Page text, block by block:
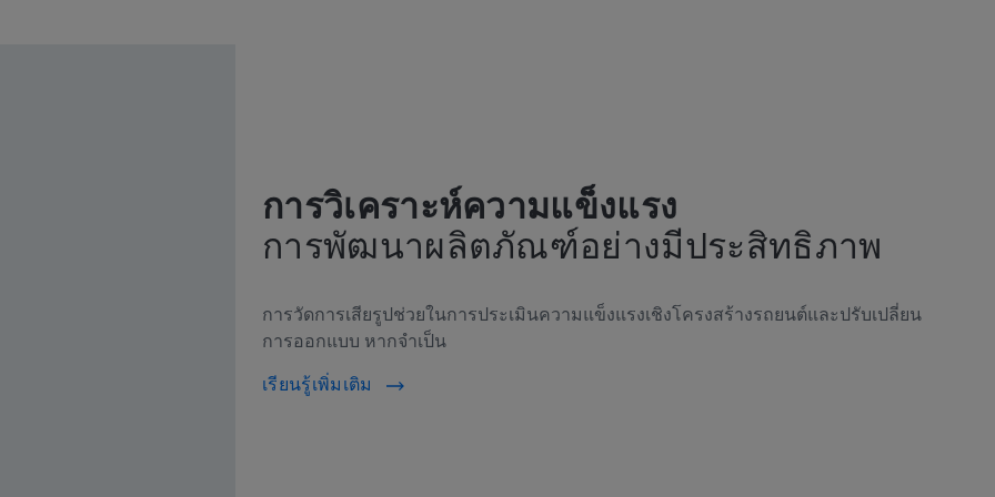
การวิเคราะห์ความแข็งแรง
การพัฒนาผลิตภัณฑ์อย่างมีประสิทธิภาพ
การวัดการเสียรูปช่วยในการประเมินความแข็งแรงเชิงโครงสร้างรถยนต์และปรับเปลี่ยน
การออกแบบ หากจำเป็น
เรียนรู้เพิ่มเติม